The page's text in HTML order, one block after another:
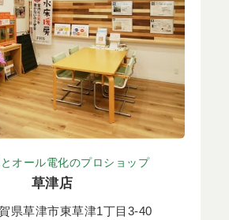
オール電化のプロショップ
草津店
県草津市東草津1丁目3-40